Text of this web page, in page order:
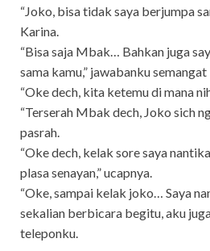
“Joko, bisa tidak saya berjumpa
Karina.
“Bisa saja Mbak… Bahkan juga
sama kamu,” jawabanku semangat
“Oke dech, kita ketemu di mana
“Terserah Mbak dech, Joko sich
pasrah.
“Oke dech, kelak sore saya
plasa senayan,” ucapnya.
“Oke, sampai kelak joko… Saya
sekalian berbicara begitu, aku
teleponku.